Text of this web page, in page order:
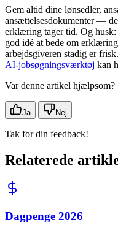
Gem altid dine lønsedler,
ansættelsesdokumenter —
erklæring tager tid. Og husk:
god idé at bede om
arbejdsgiveren stadig er
AI-jobsøgningsværktøj kan
Var denne artikel hjælpsom?
Ja Nej
Tak for din feedback!
Relaterede
Dagpenge 2026